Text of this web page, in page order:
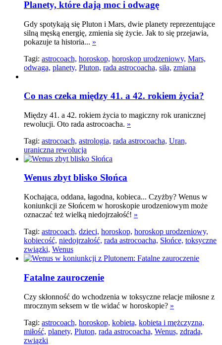
Planety, które dają moc i odwagę
Gdy spotykają się Pluton i Mars, dwie planety reprezentujące
silną męską energię, zmienia się życie. Jak to się przejawia,
pokazuje ta historia... »
Tagi: astrocoach, horoskop, horoskop urodzeniowy, Mars,
odwaga, planety, Pluton, rada astrocoacha, siła, zmiana
Co nas czeka między 41. a 42. rokiem życia?
Między 41. a 42. rokiem życia to magiczny rok uranicznej
rewolucji. Oto rada astrocoacha. »
Tagi: astrocoach, astrologia, rada astrocoacha, Uran,
uraniczna rewolucja
Wenus zbyt blisko Słońca
Kochająca, oddana, łagodna, kobieca... Czyżby? Wenus w
koniunkcji ze Słońcem w horoskopie urodzeniowym może
oznaczać też wielką niedojrzałość! »
Tagi: astrocoach, dzieci, horoskop, horoskop urodzeniowy,
kobiecość, niedojrzałość, rada astrocoacha, Słońce, toksyczne
związki, Wenus
Fatalne zauroczenie
Czy skłonność do wchodzenia w toksyczne relacje miłosne z
mrocznym seksem w tle widać w horoskopie? »
Tagi: astrocoach, horoskop, kobieta, kobieta i mężczyzna,
miłość, planety, Pluton, rada astrocoacha, Wenus, zdrada,
związki